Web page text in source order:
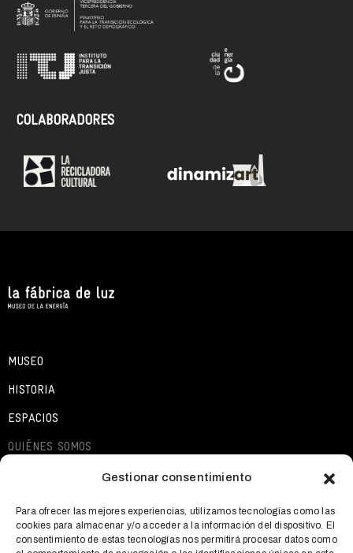
Gestionar consentimiento
Para ofrecer las mejores experiencias, utilizamos tecnologías como las
cookies para almacenar y/o acceder a la información del dispositivo. El
consentimiento de estas tecnologías nos permitirá procesar datos como
COLABORADORES
MUSEO
HISTORIA
ESPACIOS
QUIÉNES SOMOS
QUÉ OFRECEMOS